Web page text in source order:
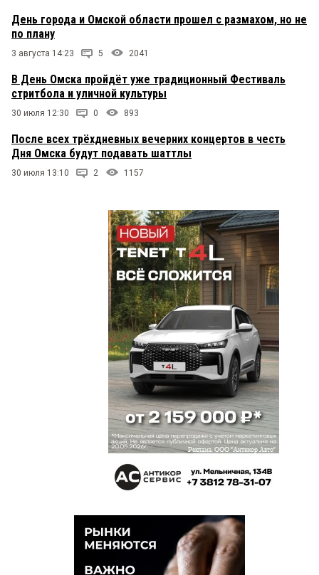
День города и Омской области прошел с размахом, но не
по плану
3 августа 14:23 5 2041
В День Омска пройдёт уже традиционный Фестиваль
стритбола и уличной культуры
30 июля 12:30 0 893
После всех трёхдневных вечерних концертов в честь
Дня Омска будут подавать шаттлы
30 июля 13:10 2 1157